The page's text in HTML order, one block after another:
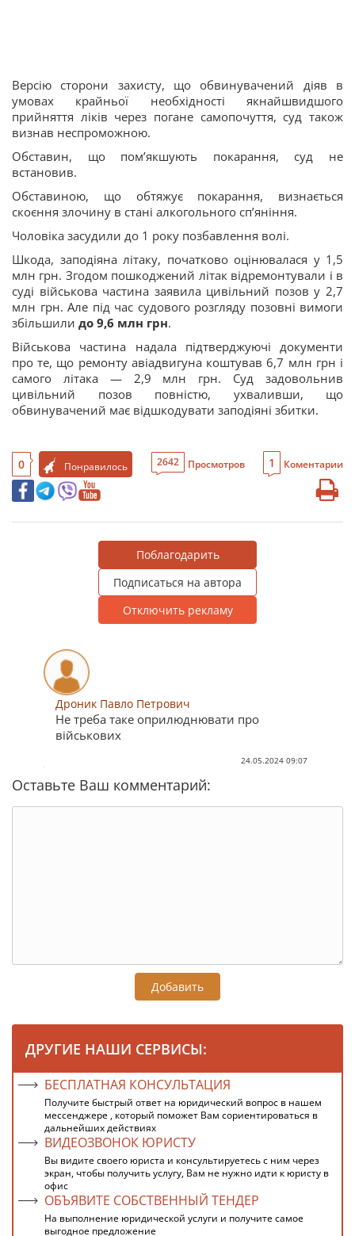
Версію сторони захисту, що обвинувачений діяв в
умовах крайньої необхідності якнайшвидшого
прийняття ліків через погане самопочуття, суд також
визнав неспроможною.
Обставин, що помʼякшують покарання, суд не
встановив.
Обставиною, що обтяжує покарання, визнається
скоєння злочину в стані алкогольного спʼяніння.
Чоловіка засудили до 1 року позбавлення волі.
Шкода, заподіяна літаку, початково оцінювалася у 1,5
млн грн. Згодом пошкоджений літак відремонтували і в
суді військова частина заявила цивільний позов у 2,7
млн грн. Але під час судового розгляду позовні вимоги
збільшили до 9,6 млн грн.
Військова частина надала підтверджуючі документи
про те, що ремонту авіадвигуна коштував 6,7 млн грн і
самого літака — 2,9 млн грн. Суд задовольнив
цивільний позов повністю, ухваливши, що
обвинувачений має відшкодувати заподіяні збитки.
0 Понравилось 2642 Просмотров 1 Коментарии
Поблагодарить
Подписаться на автора
Отключить рекламу
Дроник Павло Петрович
Не треба таке оприлюднювати про
військових
24.05.2024 09:07
Оставьте Ваш комментарий:
Добавить
ДРУГИЕ НАШИ СЕРВИСЫ:
БЕСПЛАТНАЯ КОНСУЛЬТАЦИЯ
Получите быстрый ответ на юридический вопрос в нашем
мессенджере , который поможет Вам сориентироваться в
дальнейших действиях
ВИДЕОЗВОНОК ЮРИСТУ
Вы видите своего юриста и консультируетесь с ним через
экран, чтобы получить услугу, Вам не нужно идти к юристу в
офис
ОБЪЯВИТЕ СОБСТВЕННЫЙ ТЕНДЕР
На выполнение юридической услуги и получите самое
выгодное предложение